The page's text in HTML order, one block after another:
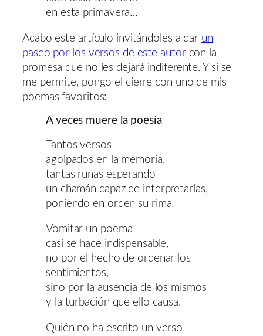
en esta primavera…
Acabo este artículo invitándoles a dar un
paseo por los versos de este autorcon la
promesa que no les dejará indiferente. Y si se
me permite, pongo el cierre con uno de mis
poemas favoritos:
A veces muere la poesía
Tantos versos
agolpados en la memoria,
tantas runas esperando
un chamán capaz de interpretarlas,
poniendo en orden su rima.
Vomitar un poema
casi se hace indispensable,
no por el hecho de ordenar los
sentimientos,
sino por la ausencia de los mismos
y la turbación que ello causa.
Quién no ha escrito un verso